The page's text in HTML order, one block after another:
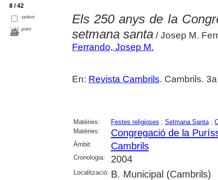
8 / 42
select
print
Els 250 anys de la
setmana santa/ Josep M.
Ferrando, Josep M.
En: Revista Cambrils. Cambrils.
Matèries: Festes religioses ; Setmana Santa;
Matèries:
Congregació de la
Àmbit: Cambrils
Cronologia: 2004
Localització: B. Municipal (Cambrils)